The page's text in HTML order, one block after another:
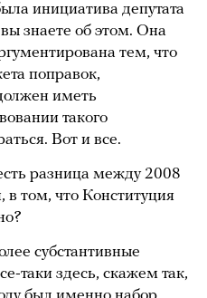
инициатива депутата
знаете об этом. Она
тем, что
поправок,
иметь
такого
Вот и все.
разница между 2008
в том, что Конституция
субстантивные
таки здесь, скажем так,